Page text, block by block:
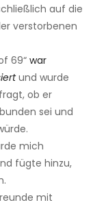
auf die
verstorbenen
69“ war
und wurde
ob er
sei und
mich
fügte hinzu,
mit